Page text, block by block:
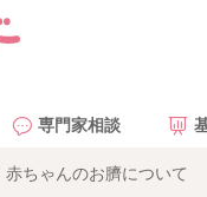
専門家相談
赤ちゃんのお臍について